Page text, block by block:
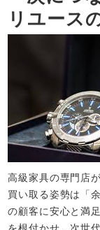
リユース
高級家具の専門店
買い取る姿勢は「
の顧客に安心と満